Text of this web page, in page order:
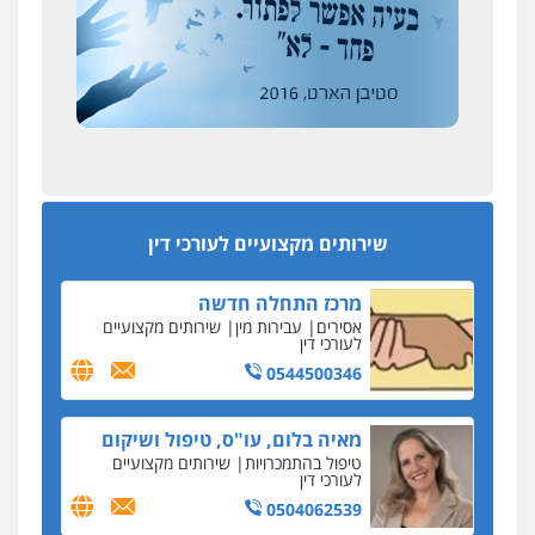
שירותים מקצועיים לעורכי דין
רונן הלל – מוניטין
מחיקת כתבות מגוגל ודחיקת אזכורים
שירותים מקצועיים לעורכי דין
0522508109
מקצועיים לעורכי דין
מרכז התחלה חדשה
אסירים עבירות מין שירותים מקצועיים
לעורכי דין
0544500346
מאיה בלום, עו"ס, טיפול ושיקום
טיפול בהתמכרויות שירותים מקצועיים
לעורכי דין
0504062539
194 עורכי הדין החדשים
אחרי המלחמה: הוסמכו בירושלים עורכות ועורכי
עסקה חמה
כתב האישום נגד עו"ד עידן דביר: האונס והמחירון
לאקטים מיניים
כתב אישום: יו"ר ש"ס לשעבר בחיפה וסינדיקאט
ההלוואות של משפחת הרינג
הפרקליטות: הרב נתנאל חייק ואביו הרב אריה חייק
שמשו אנשי
החשוד ברצח עו"ד ארבל פלדמן טען לרקע נפשי
ושתק בחקירתו
בבית המשפט התברר כי לחשוד, אחמד אלרג'וב
מרמלה, לא נערכה